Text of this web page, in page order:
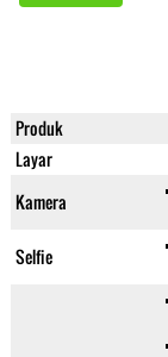
Produk
Layar
Kamera
Selfie